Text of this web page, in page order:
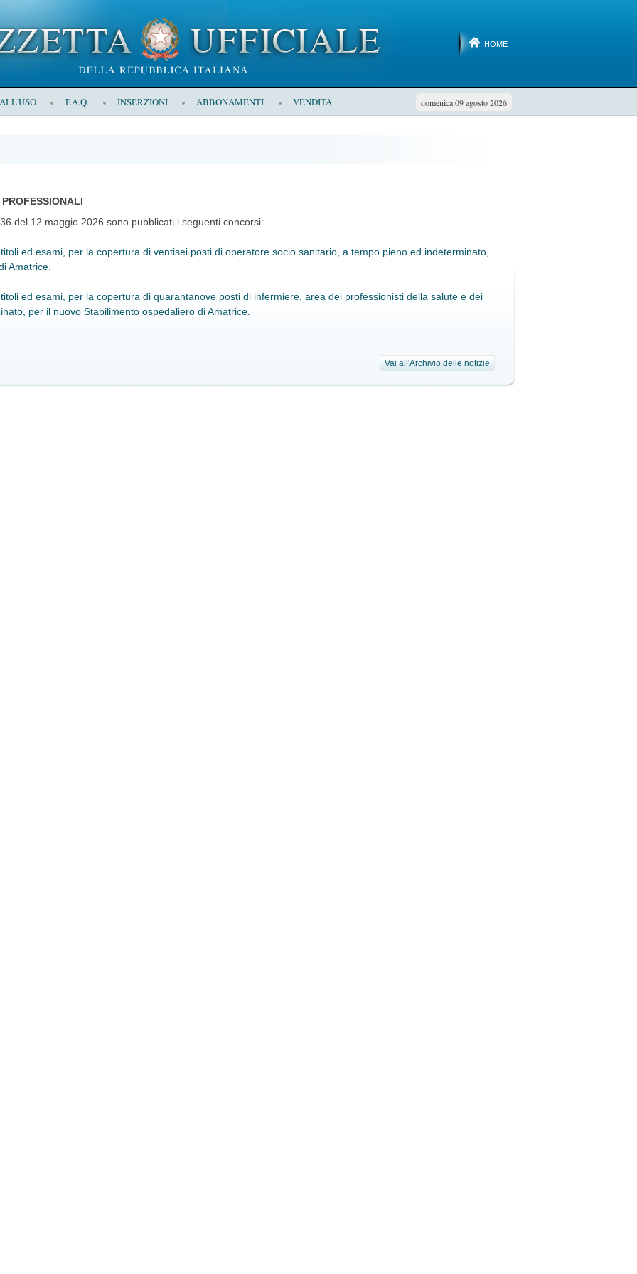
HOME
F.A.Q. INSERZIONI ABBONAMENTI VENDITA domenica 09 agosto 2026
del 12 maggio 2026 sono pubblicati i seguenti concorsi:
ed esami, per la copertura di ventisei posti di operatore socio sanitario, a tempo pieno ed indeterminato,
Amatrice.
ed esami, per la copertura di quarantanove posti di infermiere, area dei professionisti della salute e dei
per il nuovo Stabilimento ospedaliero di Amatrice.
Vai all'Archivio delle notizie